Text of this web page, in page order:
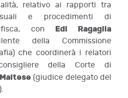
relativo ai rapporti tra
e procedimenti di
con Edi Ragaglia
della Commissione
che coordinerà i relatori
della Corte di
(giudice delegato del